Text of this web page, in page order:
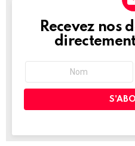
NEWSLETTER
Recevez nos